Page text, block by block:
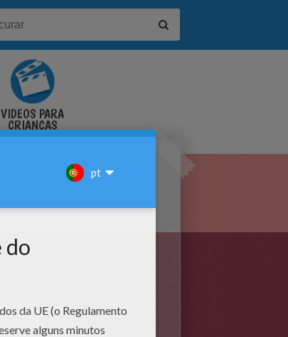
VÍDEOS PARA
CRIANÇAS